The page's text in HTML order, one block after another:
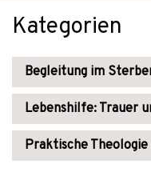
Kategorien
Begleitung im
Lebenshilfe: Trauer
Praktische Theologie